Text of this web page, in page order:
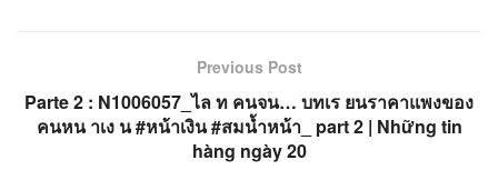
Previous Post
Parte 2 : N1006057_ไล ท คนจน… บทเร ยนราคาแพงของ
คนหน าเง น #หน้าเงิน #สมน้ำหน้า_ part 2 | Những tin
hàng ngày 20